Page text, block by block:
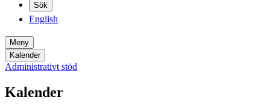
Sök
English
Meny
Kalender
Administrativt stöd
Kalender